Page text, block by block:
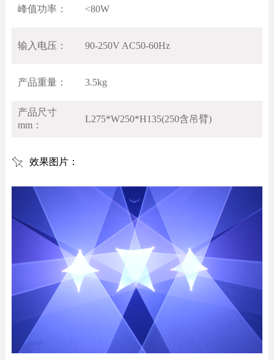
峰值功率： <80W
输入电压： 90-250V AC50-60Hz
产品重量： 3.5kg
产品尺寸
mm：
L275*W250*H135(250含吊臂)
效果图片：